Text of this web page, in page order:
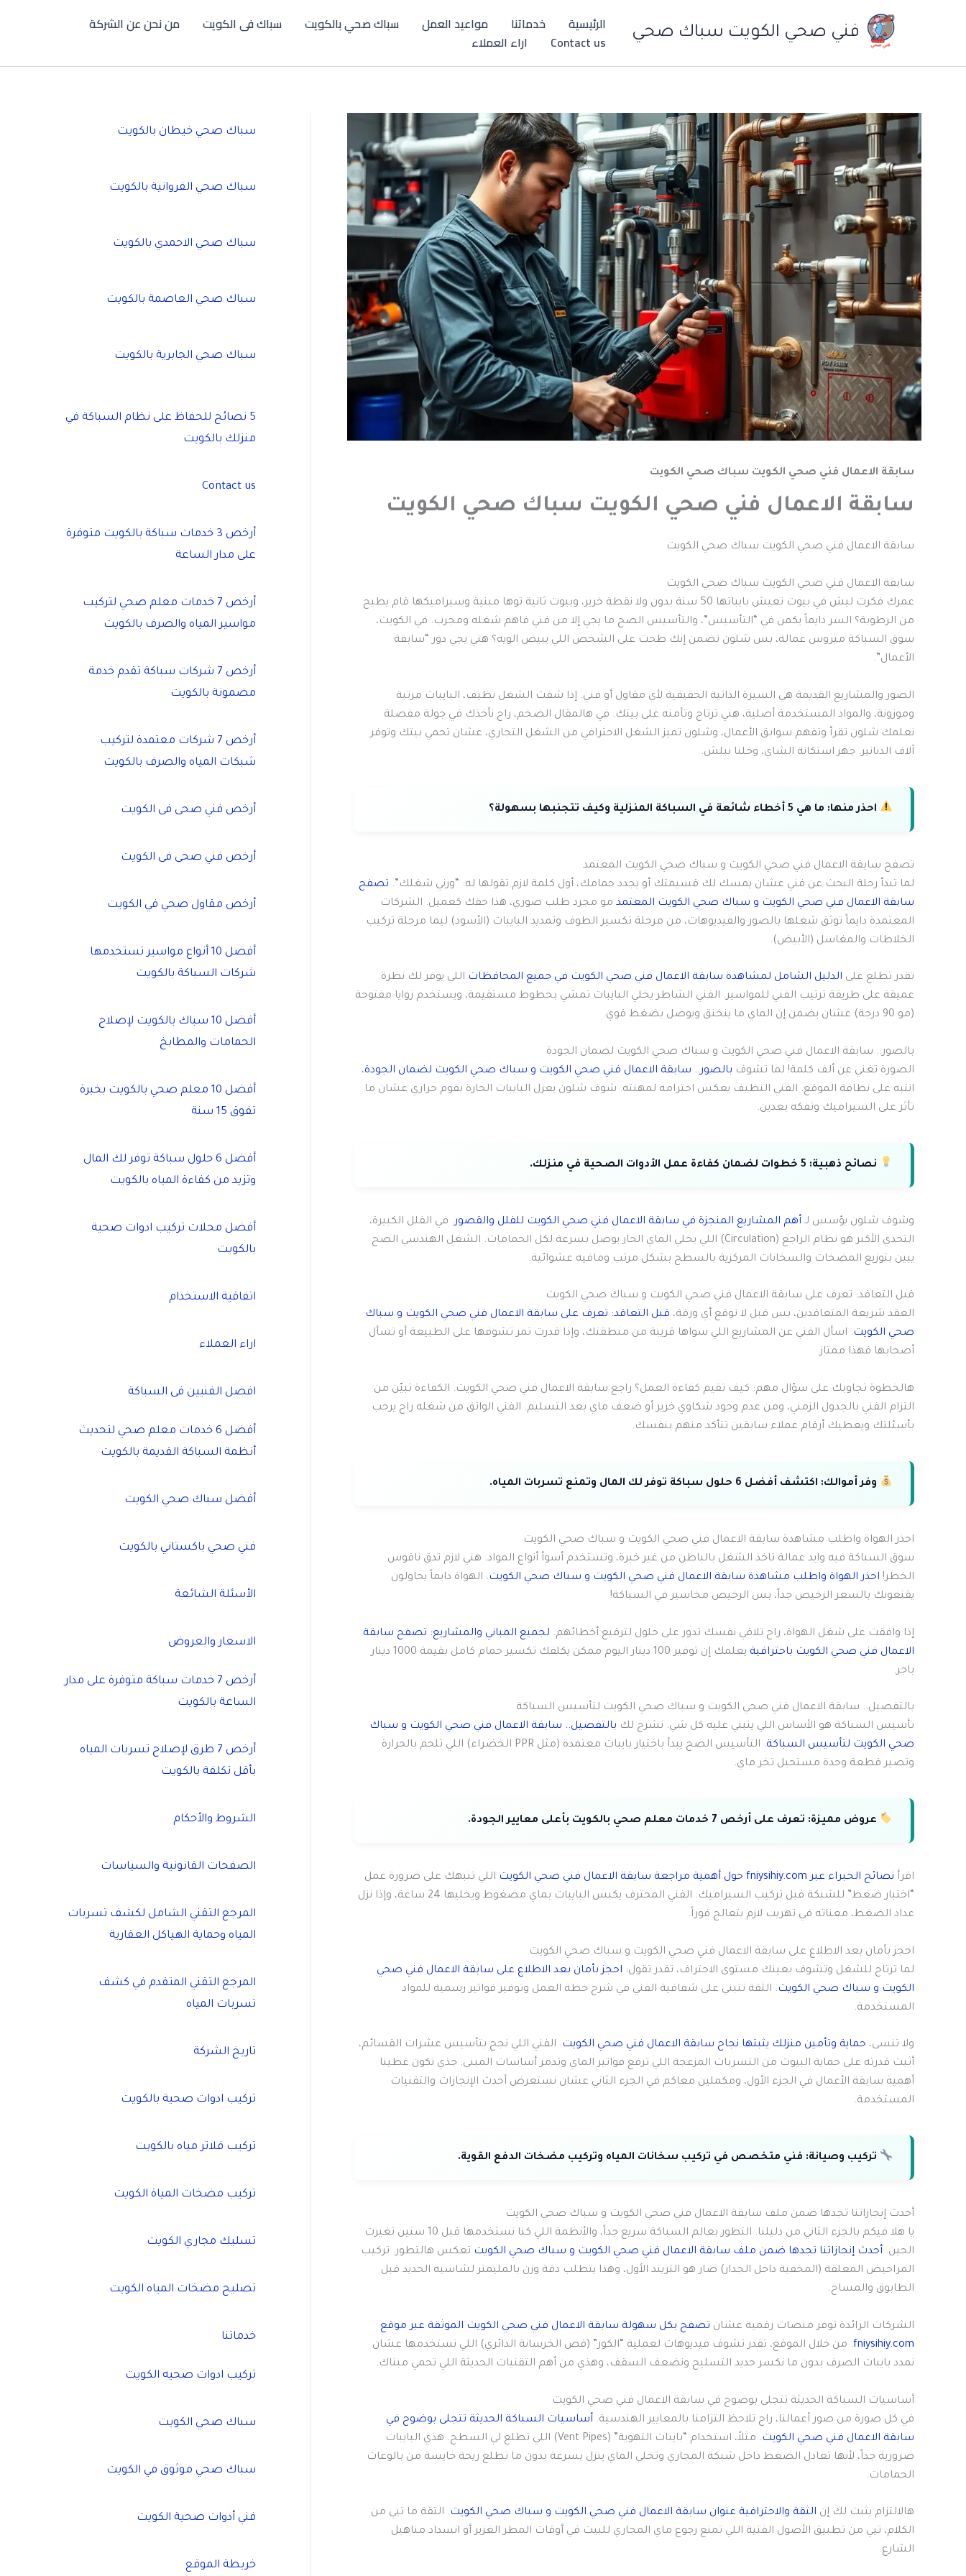
فني صحي الكويت سباك صحي الرئيسية خدماتنا مواعيد العمل سباك صحي بالكويت سباك فى الكويت
من نحن عن الشركة
Contact us
اراء العملاء
سابقة الاعمال فني صحي الكويت سباك صحي الكويت
سابقة الاعمال فني صحي الكويت سباك صحي الكويت
سابقة الاعمال فني صحي الكويت سباك صحي الكويت
سابقة الاعمال فني صحي الكويت سباك صحي الكويت
عمرك فكرت ليش في بيوت تعيش بايباتها 50 سنة بدون ولا نقطة خرير، وبيوت ثانية توها مبنية وسيراميكها قام يطيح
من الرطوبة؟ السر دايماً يكمن في “التأسيس”، والتأسيس الصح ما يجي إلا من فني فاهم شغله ومجرب. في الكويت،
سوق السباكة متروس عمالة، بس شلون تضمن إنك طحت على الشخص اللي يبيض الويه؟ هني يجي دور “سابقة
الأعمال”.
الصور والمشاريع القديمة هي السيرة الذاتية الحقيقية لأي مقاول أو فني. إذا شفت الشغل نظيف، البايبات مرتبة
وموزونة، والمواد المستخدمة أصلية، هني ترتاح وتأمنه على بيتك. في هالمقال الضخم، راح نأخذك في جولة مفصلة
نعلمك شلون تقرأ وتفهم سوابق الأعمال، وشلون تميز الشغل الاحترافي من الشغل التجاري، عشان تحمي بيتك وتوفر
آلاف الدنانير. جهز استكانة الشاي، وخلنا نبلش.
احذر منها: ما هي 5 أخطاء شائعة في السباكة المنزلية وكيف تتجنبها بسهولة؟
تصفح سابقة الاعمال فني صحي الكويت و سباك صحي الكويت المعتمد
لما تبدأ رحلة البحث عن فني عشان يمسك لك قسيمتك أو يجدد حمامك، أول كلمة لازم تقولها له: “ورني شغلك”. تصفح
سابقة الاعمال فني صحي الكويت و سباك صحي الكويت المعتمد مو مجرد طلب صوري، هذا حقك كعميل. الشركات
المعتمدة دايماً توثق شغلها بالصور والفيديوهات، من مرحلة تكسير الطوف وتمديد البايبات (الأسود) ليما مرحلة تركيب
الخلاطات والمغاسل (الأبيض).
تقدر تطلع على الدليل الشامل لمشاهدة سابقة الاعمال فني صحي الكويت في جميع المحافظات اللي يوفر لك نظرة
عميقة على طريقة ترتيب الفني للمواسير. الفني الشاطر يخلي البايبات تمشي بخطوط مستقيمة، ويستخدم زوايا مفتوحة
(مو 90 درجة) عشان يضمن إن الماي ما ينخنق ويوصل بضغط قوي.
بالصور.. سابقة الاعمال فني صحي الكويت و سباك صحي الكويت لضمان الجودة
الصورة تغني عن ألف كلمة! لما تشوف بالصور.. سابقة الاعمال فني صحي الكويت و سباك صحي الكويت لضمان الجودة،
انتبه على نظافة الموقع. الفني النظيف يعكس احترامه لمهنته. شوف شلون يعزل البايبات الحارة بفوم حراري عشان ما
تأثر على السيراميك وتفكه بعدين.
نصائح ذهبية:
وشوف شلون يؤسس لـ أهم المشاريع المنجزة في سابقة الاعمال فني صحي الكويت للفلل والقصور. في الفلل الكبيرة،
التحدي الأكبر هو نظام الراجع (Circulation) اللي يخلي الماي الحار يوصل بسرعة لكل الحمامات. الشغل الهندسي الصح
يبين بتوزيع المضخات والسخانات المركزية بالسطح بشكل مرتب ومافيه عشوائية.
قبل التعاقد: تعرف على سابقة الاعمال فني صحي الكويت و سباك صحي الكويت
العقد شريعة المتعاقدين، بس قبل لا توقع أي ورقة، قبل التعاقد: تعرف على سابقة الاعمال فني صحي الكويت و سباك
صحي الكويت. اسأل الفني عن المشاريع اللي سواها قريبة من منطقتك، وإذا قدرت تمر تشوفها على الطبيعة أو تسأل
أصحابها فهذا ممتاز.
هالخطوة تجاوبك على سؤال مهم: كيف تقيم كفاءة العمل؟ راجع سابقة الاعمال فني صحي الكويت. الكفاءة تبيّن من
التزام الفني بالجدول الزمني، ومن عدم وجود شكاوي خرير أو ضعف ماي بعد التسليم. الفني الواثق من شغله راح يرحب
بأسئلتك ويعطيك أرقام عملاء سابقين تتأكد منهم بنفسك.
وفر أموالك: اكتشف أفضل 6 حلول سباكة توفر لك المال وتمنع تسربات المياه.
احذر الهواة واطلب مشاهدة سابقة الاعمال فني صحي الكويت و سباك صحي الكويت
سوق السباكة فيه وايد عمالة تاخذ الشغل بالباطن من غير خبرة، وتستخدم أسوأ أنواع المواد. هني لازم تدق ناقوس
الخطر! احذر الهواة واطلب مشاهدة سابقة الاعمال فني صحي الكويت و سباك صحي الكويت. الهواة دايماً يحاولون
يقنعونك بالسعر الرخيص جداً، بس الرخيص مخاسير في السباكة!
إذا وافقت على شغل الهواة، راح تلاقي نفسك تدور على حلول لترقيع أخطائهم. لجميع المباني والمشاريع: تصفح سابقة
الاعمال فني صحي الكويت باحترافية
يعلمك إن توفير 100 دينار اليوم ممكن يكلفك تكسير حمام كامل بقيمة 1000 دينار
باجر.
بالتفصيل.. سابقة الاعمال فني صحي الكويت و سباك صحي الكويت لتأسيس السباكة
تأسيس السباكة هو الأساس اللي ينبني عليه كل شي. نشرح لك بالتفصيل.. سابقة الاعمال فني صحي الكويت و سباك
صحي الكويت لتأسيس السباكة
. التأسيس الصح يبدأ باختيار بايبات معتمدة (مثل PPR الخضراء) اللي تلحم بالحرارة
وتصير قطعة وحدة مستحيل تخر ماي.
عروض مميزة: تعرف على أرخص 7 خدمات معلم صحي بالكويت بأعلى معايير الجودة.
اقرأ نصائح الخبراء عبر fniysihiy.com حول أهمية مراجعة سابقة الاعمال فني صحي الكويت
اللي تنبهك على ضرورة عمل
“اختبار ضغط” للشبكة قبل تركيب السيراميك. الفني المحترف يكبس البايبات بماي مضغوط ويخليها 24 ساعة، وإذا نزل
عداد الضغط، معناته في تهريب لازم يتعالج فوراً.
احجز بأمان بعد الاطلاع على سابقة الاعمال فني صحي الكويت و سباك صحي الكويت
لما ترتاح للشغل وتشوف بعينك مستوى الاحتراف، تقدر تقول: احجز بأمان بعد الاطلاع على سابقة الاعمال فني صحي
الكويت و سباك صحي الكويت. الثقة تنبني على شفافية الفني في شرح خطة العمل وتوفير فواتير رسمية للمواد
المستخدمة.
ولا تنسى، حماية وتأمين منزلك يثبتها نجاح سابقة الاعمال فني صحي الكويت. الفني اللي نجح بتأسيس عشرات القسائم،
أثبت قدرته على حماية البيوت من التسربات المزعجة اللي ترفع فواتير الماي وتدمر أساسات المبنى. جذي نكون غطينا
أهمية سابقة الأعمال في الجزء الأول، ومكملين معاكم في الجزء الثاني عشان نستعرض أحدث الإنجازات والتقنيات
المستخدمة.
تركيب وصيانة: فني متخصص في تركيب سخانات المياه وتركيب مضخات الدفع القوية.
أحدث إنجازاتنا تجدها ضمن ملف سابقة الاعمال فني صحي الكويت و سباك صحي الكويت
يا هلا فيكم بالجزء الثاني من دليلنا. التطور بعالم السباكة سريع جداً، والأنظمة اللي كنا نستخدمها قبل 10 سنين تغيرت
الحين. أحدث إنجازاتنا تجدها ضمن ملف سابقة الاعمال فني صحي الكويت و سباك صحي الكويت تعكس هالتطور. تركيب
المراحيض المعلقة (المخفية داخل الجدار) صار هو التريند الأول، وهذا يتطلب دقة وزن بالمليمتر لشاسيه الحديد قبل
الطابوق والمساح.
الشركات الرائدة توفر منصات رقمية عشان تصفح بكل سهولة سابقة الاعمال فني صحي الكويت الموثقة عبر موقع
fniysihiy.com. من خلال الموقع، تقدر تشوف فيديوهات لعملية “الكور” (قص الخرسانة الدائري) اللي نستخدمها عشان
نمدد بايبات الصرف بدون ما نكسر حديد التسليح ونضعف السقف، وهذي من أهم التقنيات الحديثة اللي تحمي مبناك.
أساسيات السباكة الحديثة تتجلى بوضوح في سابقة الاعمال فني صحي الكويت
في كل صورة من صور أعمالنا، راح تلاحظ التزامنا بالمعايير الهندسية. أساسيات السباكة الحديثة تتجلى بوضوح في
سابقة الاعمال فني صحي الكويت
. مثلاً، استخدام “بايبات التهوية” (Vent Pipes) اللي تطلع لي السطح. هذي البايبات
ضرورية جداً، لأنها تعادل الضغط داخل شبكة المجاري وتخلي الماي ينزل بسرعة بدون ما تطلع ريحة خايسة من بالوعات
الحمامات.
هالالتزام يثبت لك إن الثقة والاحترافية عنوان سابقة الاعمال فني صحي الكويت و سباك صحي الكويت. الثقة ما تيي من
الكلام، تيي من تطبيق الأصول الفنية اللي تمنع رجوع ماي المجاري للبيت في أوقات المطر الغزير أو انسداد مناهيل
الشارع.
سباك صحي خيطان بالكويت
سباك صحي الفروانية بالكويت
سباك صحي الاحمدي بالكويت
سباك صحي العاصمة بالكويت
سباك صحي الجابرية بالكويت
5 نصائح للحفاظ على نظام السباكة في
منزلك بالكويت
Contact us
أرخص 3 خدمات سباكة بالكويت متوفرة
على مدار الساعة
أرخص 7 خدمات معلم صحي لتركيب
مواسير المياه والصرف بالكويت
أرخص 7 شركات سباكة تقدم خدمة
مضمونة بالكويت
أرخص 7 شركات معتمدة لتركيب
شبكات المياه والصرف بالكويت
أرخص فني صحى فى الكويت
أرخص فني صحى فى الكويت
أرخص مقاول صحي في الكويت
أفضل 10 أنواع مواسير تستخدمها
شركات السباكة بالكويت
أفضل 10 سباك بالكويت لإصلاح
الحمامات والمطابخ
أفضل 10 معلم صحي بالكويت بخبرة
تفوق 15 سنة
أفضل 6 حلول سباكة توفر لك المال
وتزيد من كفاءة المياه بالكويت
أفضل محلات تركيب ادوات صحية
بالكويت
اتفاقية الاستخدام
اراء العملاء
افضل الفنيين فى السباكة
أفضل 6 خدمات معلم صحي لتحديث
أنظمة السباكة القديمة بالكويت
أفضل سباك صحي الكويت
فني صحي باكستاني بالكويت
الأسئلة الشائعة
الاسعار والعروض
أرخص 7 خدمات سباكة متوفرة على مدار
الساعة بالكويت
أرخص 7 طرق لإصلاح تسربات المياه
بأقل تكلفة بالكويت
الشروط والأحكام
الصفحات القانونية والسياسات
المرجع التقني الشامل لكشف تسربات
المياه وحماية الهياكل العقارية
المرجع التقني المتقدم في كشف
تسربات المياه
تاريخ الشركة
تركيب ادوات صحية بالكويت
تركيب فلاتر مياه بالكويت
تركيب مضخات المياة الكويت
تسليك مجاري الكويت
تصليح مضخات المياه الكويت
خدماتنا
تركيب ادوات صحيه الكويت
سباك صحي الكويت
سباك صحي موثوق في الكويت
فني أدوات صحية الكويت
خريطة الموقع